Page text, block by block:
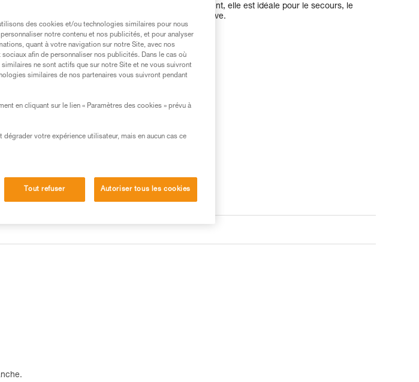
La poulie RESCUE M offre un très haut rendement, elle est idéale pour le secours, le
hissage de charges lourdes et l’utilisation intensive.
Trouvez un revendeur
des cookies et/ou technologies similaires pour nous
notre contenu et nos publicités, et pour analyser
quant à votre navigation sur notre Site, avec nos
afin de personnaliser nos publicités. Dans le cas où
ne sont actifs que sur notre Site et ne vous suivront
similaires de nos partenaires vous suivront pendant
en cliquant sur le lien « Paramètres des cookies » prévu à
votre expérience utilisateur, mais en aucun cas ce
Tout refuser Autoriser tous les cookies